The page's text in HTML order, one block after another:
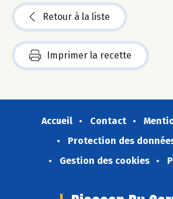
Retour à la liste
Imprimer la recette
Accueil Contact
Protection des
Gestion des cookies